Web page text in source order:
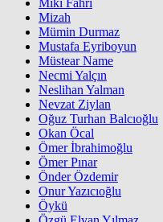
Miki Fahri
Mizah
Mümin Durmaz
Mustafa Eyriboyun
Müstear Name
Necmi Yalçın
Neslihan Yalman
Nevzat Ziylan
Oğuz Turhan Balcıoğlu
Okan Öcal
Ömer İbrahimoğlu
Ömer Pınar
Önder Özdemir
Onur Yazıcıoğlu
Öykü